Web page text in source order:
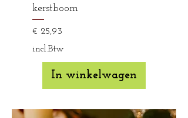
kerstboom
Prijs
€ 25,93
incl.Btw
In winkelwagen